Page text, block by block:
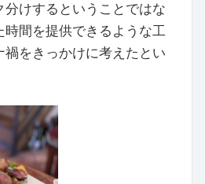
分けするということではな
時間を提供できるような工
禍をきっかけに考えたとい